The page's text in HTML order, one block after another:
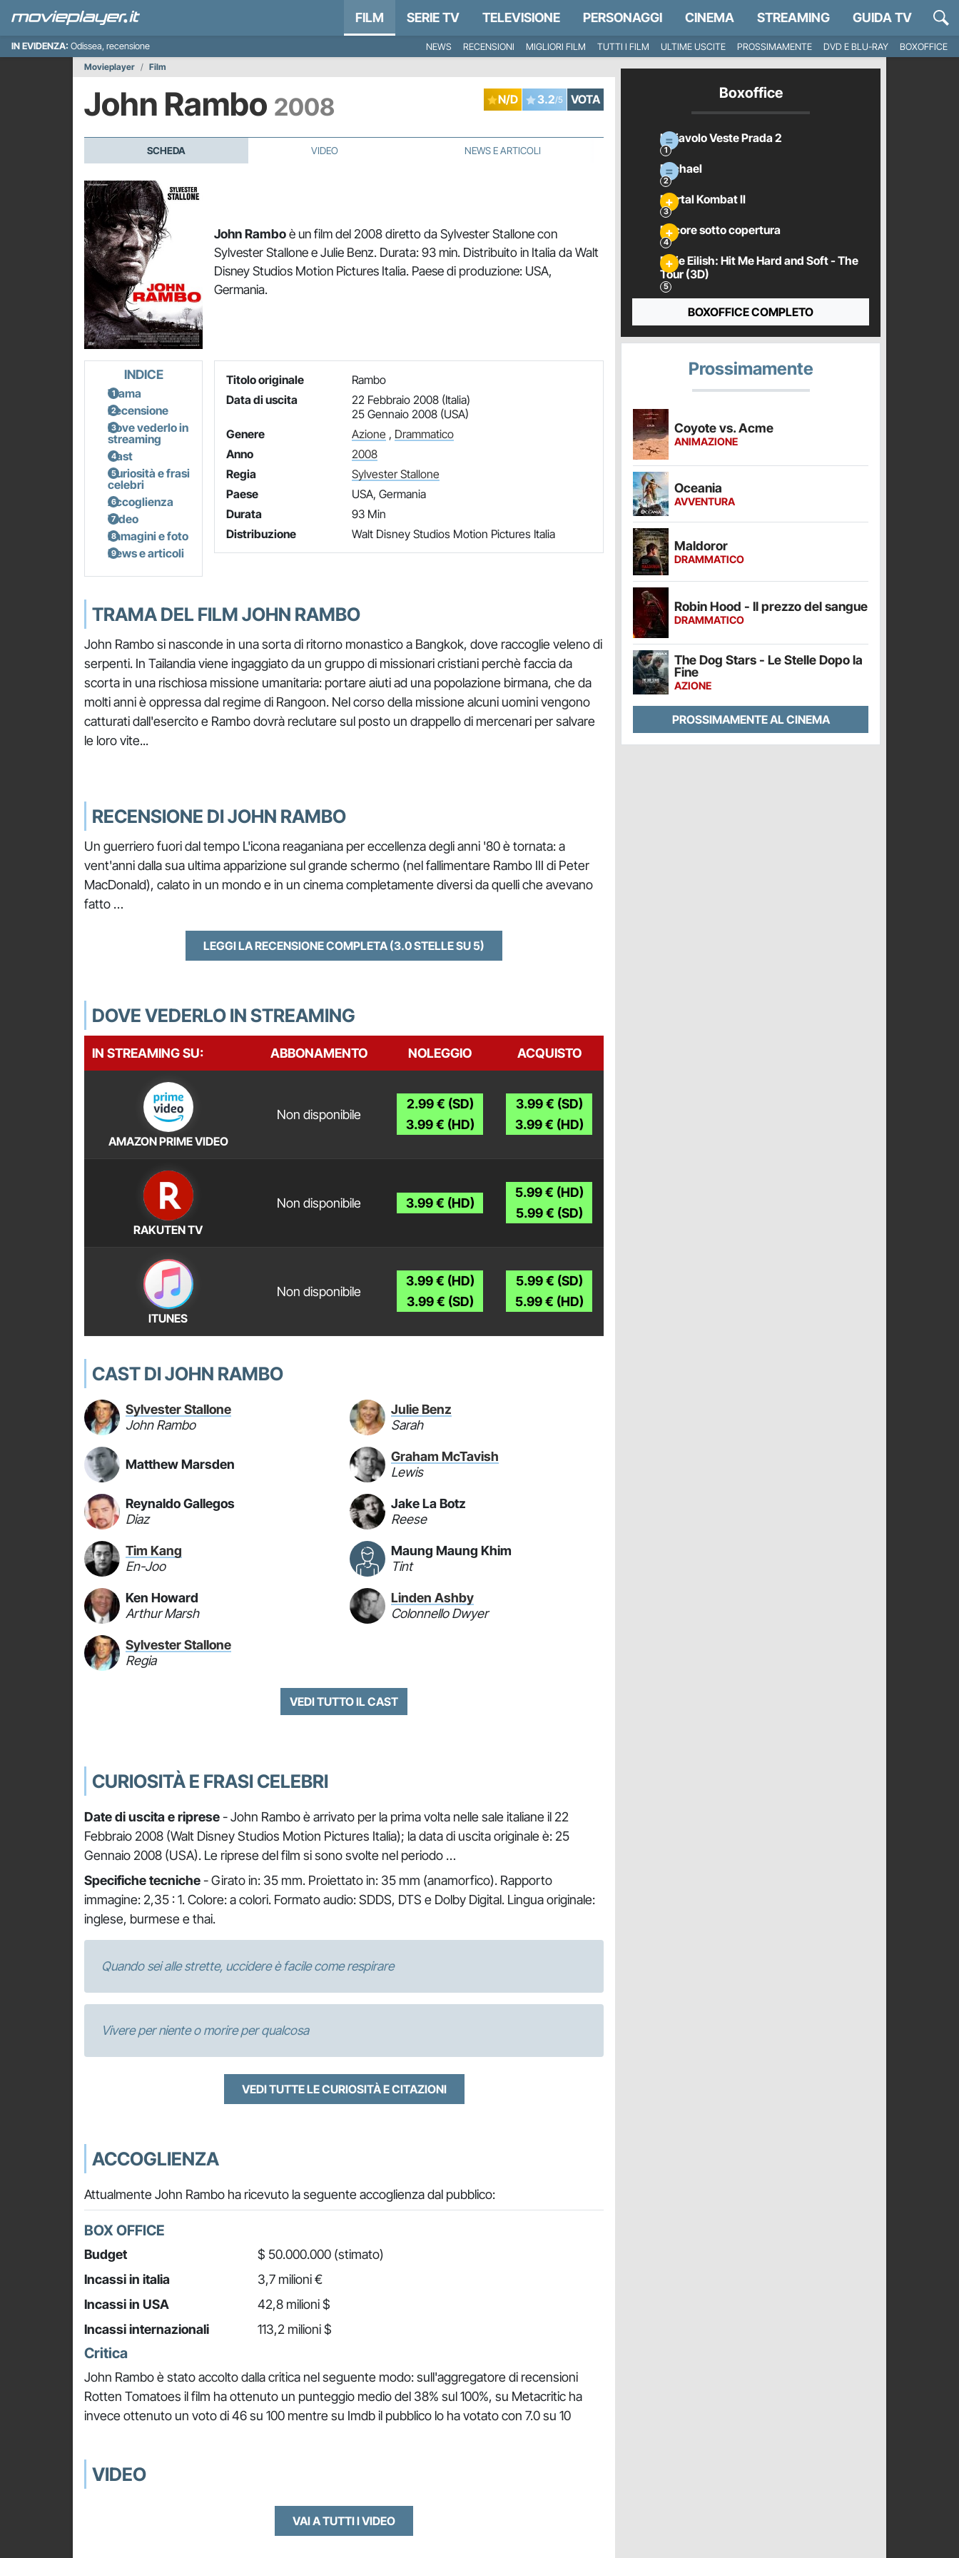
FILM SERIE TV TELEVISIONE PERSONAGGI CINEMA STREAMING GUIDA TV
IN EVIDENZA: Odissea, recensione NEWS RECENSIONI MIGLIORI FILM TUTTI I FILM ULTIME USCITE PROSSIMAMENTE DVD E BLU-RAY
BOXOFFICE
Movieplayer
Film
John Rambo 2008 N/D 3.2/5 VOTA
SCHEDA VIDEO NEWS E ARTICOLI
John Ramboè un film del 2008 diretto da Sylvester Stallone con
Sylvester Stallone e Julie Benz. Durata: 93 min. Distribuito in Italia da Walt
Disney Studios Motion Pictures Italia. Paese di produzione: USA,
Germania.
INDICE
Trama
Recensione
Dove vederlo in
streaming
Cast
Curiosità e frasi
celebri
Accoglienza
Video
Immagini e foto
News e articoli
Titolo originale
Rambo
Data di uscita
22 Febbraio 2008 (Italia)
25 Gennaio 2008 (USA)
Genere
Azione , Drammatico
Anno
2008
Regia
Sylvester Stallone
Paese
USA, Germania
Durata
93 Min
Distribuzione
Walt Disney Studios Motion Pictures Italia
TRAMA DEL FILM JOHN RAMBO
John Rambo si nasconde in una sorta di ritorno monastico a Bangkok, dove raccoglie veleno di
serpenti. In Tailandia viene ingaggiato da un gruppo di missionari cristiani perchè faccia da
scorta in una rischiosa missione umanitaria: portare aiuti ad una popolazione birmana, che da
molti anni è oppressa dal regime di Rangoon. Nel corso della missione alcuni uomini vengono
catturati dall'esercito e Rambo dovrà reclutare sul posto un drappello di mercenari per salvare
le loro vite...
RECENSIONE DI JOHN RAMBO
Un guerriero fuori dal tempo L'icona reaganiana per eccellenza degli anni '80 è tornata: a
vent'anni dalla sua ultima apparizione sul grande schermo (nel fallimentare Rambo III di Peter
MacDonald), calato in un mondo e in un cinema completamente diversi da quelli che avevano
fatto …
LEGGI LA RECENSIONE COMPLETA(3.0 STELLE SU 5)
DOVE VEDERLO IN STREAMING
IN STREAMING SU: ABBONAMENTO NOLEGGIO ACQUISTO
AMAZON PRIME VIDEO
Non disponibile
2.99 € (SD)
3.99 € (HD)
3.99 € (SD)
3.99 € (HD)
RAKUTEN TV
Non disponibile 3.99 € (HD)
5.99 € (HD)
5.99 € (SD)
ITUNES
Non disponibile
3.99 € (HD)
3.99 € (SD)
5.99 € (SD)
5.99 € (HD)
CAST DI JOHN RAMBO
Sylvester Stallone
John Rambo
Julie Benz
Sarah
Matthew Marsden
Graham McTavish
Lewis
Reynaldo Gallegos
Diaz
Jake La Botz
Reese
Tim Kang
En-Joo
Maung Maung Khim
Tint
Ken Howard
Arthur Marsh
Linden Ashby
Colonnello Dwyer
Sylvester Stallone
Regia
VEDI TUTTO IL CAST
CURIOSITÀ E FRASI CELEBRI
Date di uscita e riprese- John Rambo è arrivato per la prima volta nelle sale italiane il 22
Febbraio 2008 (Walt Disney Studios Motion Pictures Italia); la data di uscita originale è: 25
Gennaio 2008 (USA). Le riprese del film si sono svolte nel periodo …
Specifiche tecniche- Girato in: 35 mm. Proiettato in: 35 mm (anamorfico). Rapporto
immagine: 2,35 : 1. Colore: a colori. Formato audio: SDDS, DTS e Dolby Digital. Lingua originale:
inglese, burmese e thai.
Quando sei alle strette, uccidere è facile come respirare
Vivere per niente o morire per qualcosa
VEDI TUTTE LE CURIOSITÀ E CITAZIONI
ACCOGLIENZA
Attualmente John Rambo ha ricevuto la seguente accoglienza dal pubblico:
BOX OFFICE
Budget
$ 50.000.000 (stimato)
Incassi in italia
3,7 milioni €
Incassi in USA
42,8 milioni $
Incassi internazionali
113,2 milioni $
Critica
John Rambo è stato accolto dalla critica nel seguente modo: sull'aggregatore di recensioni
Rotten Tomatoes il film ha ottenuto un punteggio medio del 38% sul 100%, su Metacritic ha
invece ottenuto un voto di 46 su 100 mentre su Imdb il pubblico lo ha votato con 7.0 su 10
VIDEO
VAI A TUTTI I VIDEO
Boxoffice
Il Diavolo Veste Prada 2
Michael
Mortal Kombat II
Pecore sotto copertura
Billie Eilish: Hit Me Hard and Soft - The
Tour (3D)
BOXOFFICE COMPLETO
Prossimamente
Coyote vs. Acme
ANIMAZIONE
Oceania
AVVENTURA
Maldoror
DRAMMATICO
Robin Hood - Il prezzo del sangue
DRAMMATICO
The Dog Stars - Le Stelle Dopo la
Fine
AZIONE
PROSSIMAMENTE AL CINEMA